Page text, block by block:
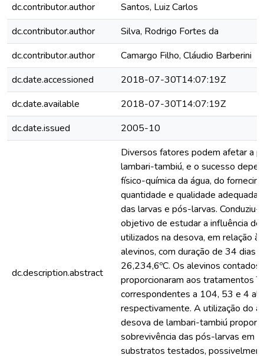
dc.contributor.author
Santos, Luiz Carlos
dc.contributor.author
Silva, Rodrigo Fortes da
dc.contributor.author
Camargo Filho, Cláudio Barberini
dc.date.accessioned
2018-07-30T14:07:19Z
dc.date.available
2018-07-30T14:07:19Z
dc.date.issued
2005-10
dc.description.abstract
Diversos fatores podem afetar a
lambari-tambiú, e o sucesso
físico-química da água, do
quantidade e qualidade
das larvas e pós-larvas.
objetivo de estudar a influência
utilizados na desova, em relação
alevinos, com duração de 34 dias
26,234,6ºC. Os alevinos contados
proporcionaram aos tratamentos
correspondentes a 104, 53 e 4
respectivamente. A utilização do
desova de lambari-tambiú
sobrevivência das pós-larvas em
substratos testados,